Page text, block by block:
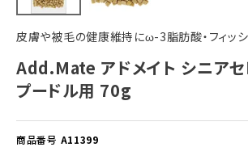
皮膚や被毛の健康維持にω-3脂肪酸・フィッ
Add.Mate アドメイト シニアセ
プードル用 70g
商品番号 A11399